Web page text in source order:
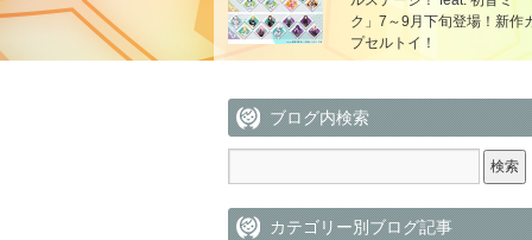
ク」7～9月下旬登場！新作
プセルトイ！
ブログ内検索
カテゴリー別ブログ記事